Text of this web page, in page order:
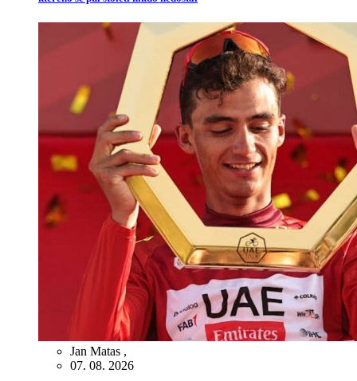
Jan Matas ,
07. 08. 2026